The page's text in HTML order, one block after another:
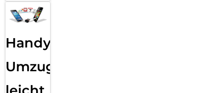
Handy
Umzug